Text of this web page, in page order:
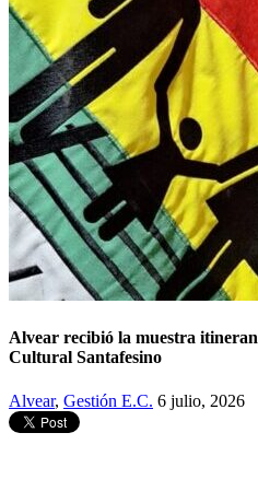
Alvear recibió la muestra
Cultural Santafesino
Alvear, Gestión E.C. 6 julio, 2026